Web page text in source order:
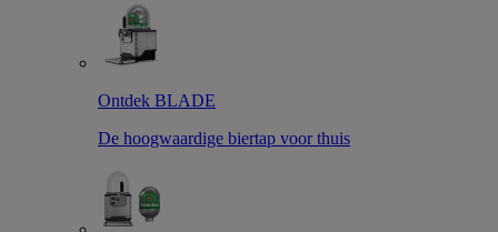
Ontdek BLADE
De hoogwaardige biertap voor thuis